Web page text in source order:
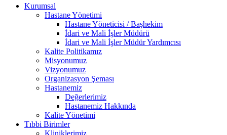
Kurumsal
Hastane Yönetimi
Hastane Yöneticisi / Başhekim
İdari ve Mali İşler Müdürü
İdari ve Mali İşler Müdür Yardımcısı
Kalite Politikamız
Misyonumuz
Vizyonumuz
Organizasyon Şeması
Hastanemiz
Değerlerimiz
Hastanemiz Hakkında
Kalite Yönetimi
Tıbbi Birimler
Kliniklerimiz